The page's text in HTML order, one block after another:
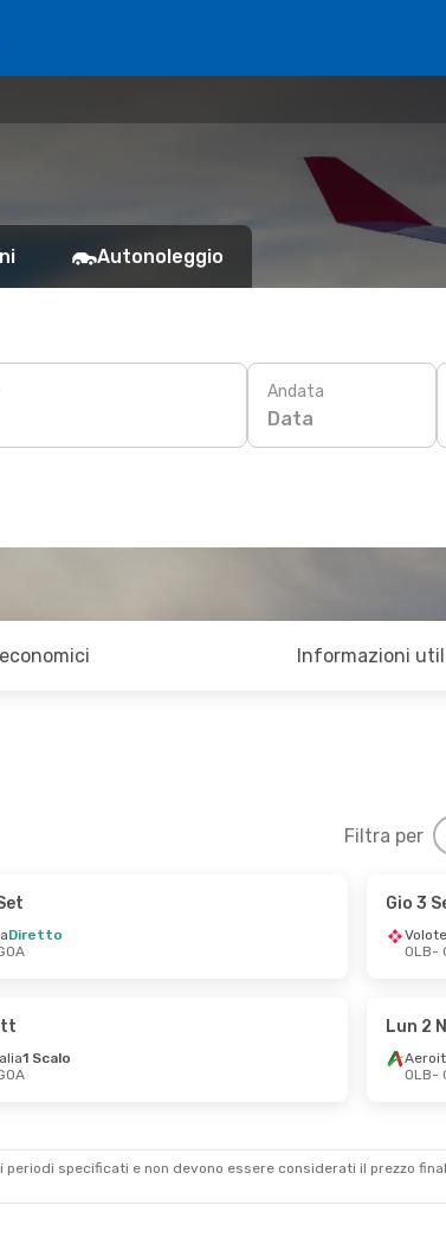
Autonoleggio
Andata
Data
Informazioni
Filtra per
- OLB
Diretto
Gio 3
OLB-
1 Scalo
Lun 2
OLB-
specificati e non devono essere considerati il ​​prezzo